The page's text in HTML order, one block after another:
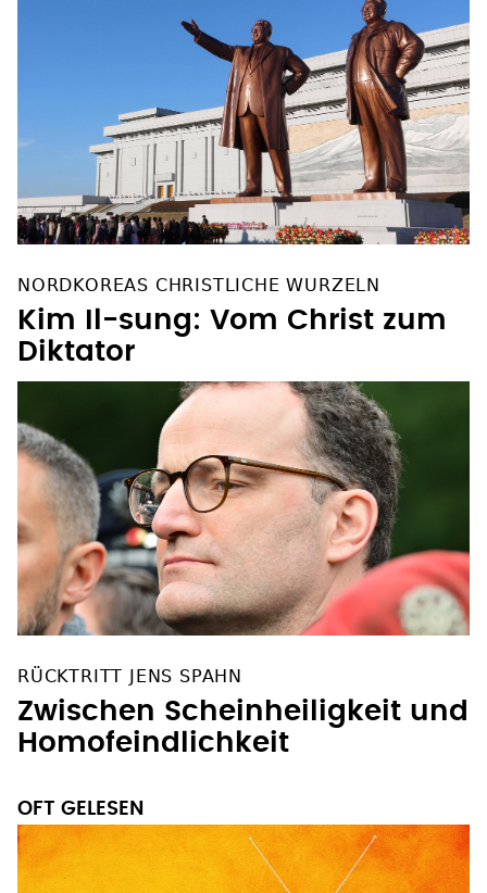
NORDKOREAS CHRISTLICHE WURZELN
Kim Il-sung: Vom Christ zum
Diktator
RÜCKTRITT JENS SPAHN
Zwischen Scheinheiligkeit und
Homofeindlichkeit
OFT GELESEN